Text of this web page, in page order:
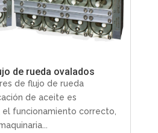
de rueda ovalados
de flujo de rueda
de aceite es
funcionamiento correcto,